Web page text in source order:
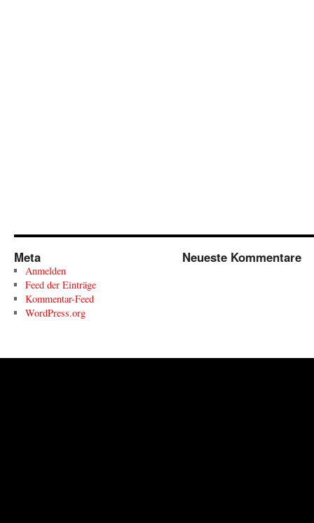
Meta
Anmelden
Feed der Einträge
Kommentar-Feed
WordPress.org
Neueste Kommentare